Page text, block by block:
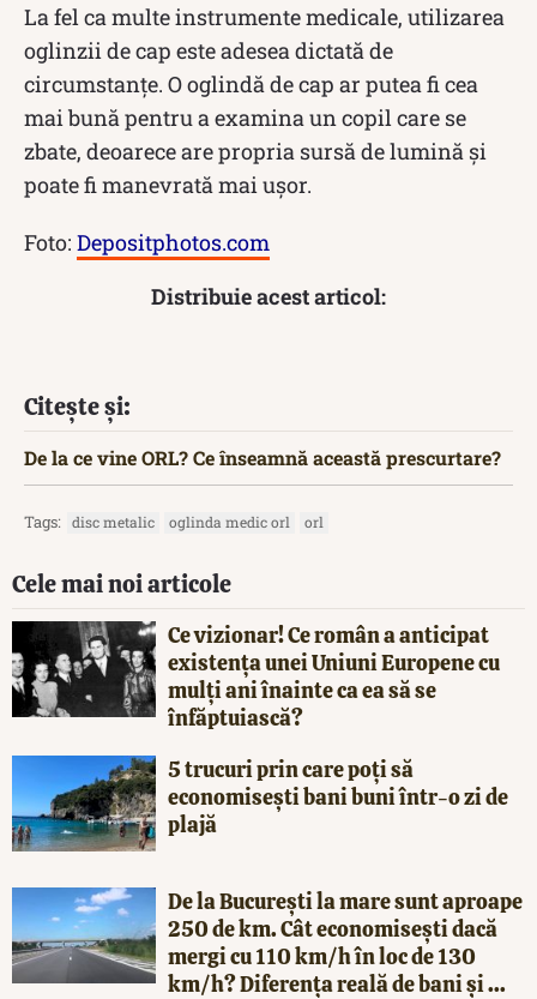
La fel ca multe instrumente medicale, utilizarea
oglinzii de cap este adesea dictată de
circumstanțe. O oglindă de cap ar putea fi cea
mai bună pentru a examina un copil care se
zbate, deoarece are propria sursă de lumină și
poate fi manevrată mai ușor.
Foto: Depositphotos.com
Distribuie acest articol:
Citește și:
De la ce vine ORL? Ce înseamnă această prescurtare?
Tags: disc metalic oglinda medic orl orl
Cele mai noi articole
Ce vizionar! Ce român a anticipat
existența unei Uniuni Europene cu
mulți ani înainte ca ea să se
înfăptuiască?
5 trucuri prin care poți să
economisești bani buni într-o zi de
plajă
De la București la mare sunt aproape
250 de km. Cât economisești dacă
mergi cu 110 km/h în loc de 130
km/h? Diferența reală de bani și ...